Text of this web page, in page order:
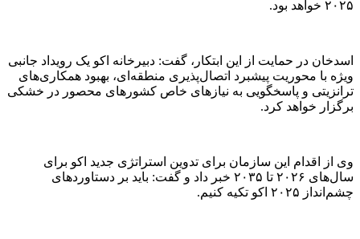
۲۰۲۵ خواهد بود.
اسدخان در حمایت از این ابتکار، گفت: دبیرخانه اکو یک رویداد جانبی
ویژه با محوریت پیشبرد اتصال‌پذیری منطقه‌ای، بهبود همکاری‌های
ترانزیتی و پاسخگویی به نیاز‌های خاص کشور‌های محصور در خشکی
برگزار خواهد کرد.
وی از اقدام این سازمان برای تدوین استراتژی جدید اکو برای
سال‌های ۲۰۲۶ تا ۲۰۳۵ خبر داد و گفت: باید بر دستاورد‌های
چشم‌انداز ۲۰۲۵ اکو تکیه کنیم.